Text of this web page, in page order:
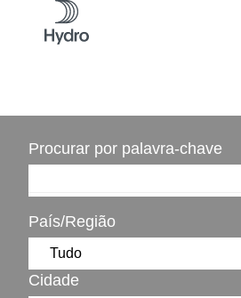
Procurar por palavra-chave
País/Região
Cidade